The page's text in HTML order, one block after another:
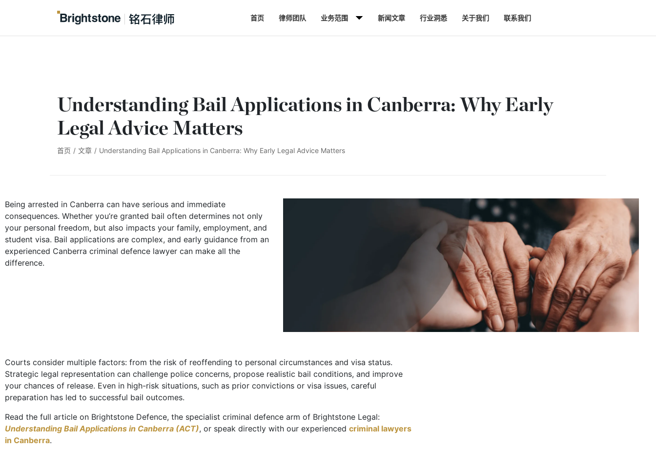
首页 律师团队 业务范围 新闻文章 行业洞悉 关于我们 联系我们
Understanding Bail Applications in Canberra: Why Early
Legal Advice Matters
首页 / 文章 / Understanding Bail Applications in Canberra: Why Early Legal Advice Matters
Being arrested in Canberra can have serious and immediate
consequences. Whether you’re granted bail often determines not only
your personal freedom, but also impacts your family, employment, and
student visa. Bail applications are complex, and early guidance from an
experienced Canberra criminal defence lawyer can make all the
difference.
Courts consider multiple factors: from the risk of reoffending to personal circumstances and visa status.
Strategic legal representation can challenge police concerns, propose realistic bail conditions, and improve
your chances of release. Even in high-risk situations, such as prior convictions or visa issues, careful
preparation has led to successful bail outcomes.
Read the full article on Brightstone Defence, the specialist criminal defence arm of Brightstone Legal:
Understanding Bail Applications in Canberra (ACT), or speak directly with our experienced criminal lawyers
in Canberra.